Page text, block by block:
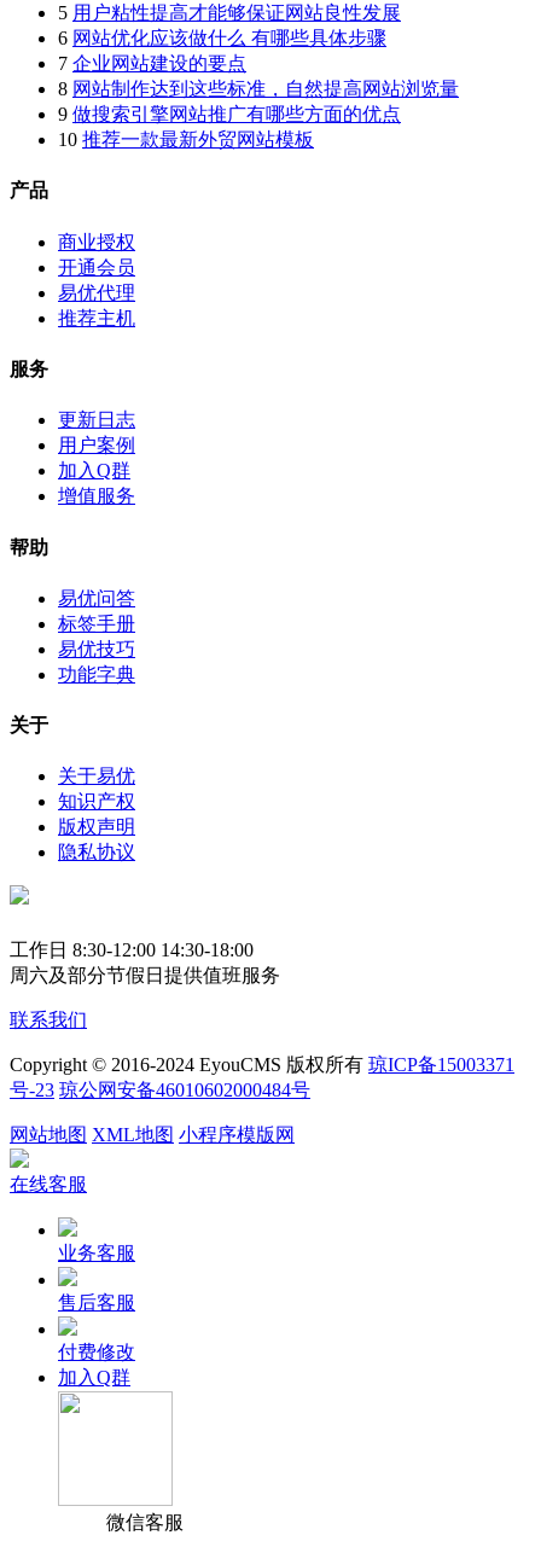
5 用户粘性提高才能够保证网站良性发展
6 网站优化应该做什么 有哪些具体步骤
7 企业网站建设的要点
8 网站制作达到这些标准，自然提高网站浏览量
9 做搜索引擎网站推广有哪些方面的优点
10 推荐一款最新外贸网站模板
产品
商业授权
开通会员
易优代理
推荐主机
服务
更新日志
用户案例
加入Q群
增值服务
帮助
易优问答
标签手册
易优技巧
功能字典
关于
关于易优
知识产权
版权声明
隐私协议
工作日 8:30-12:00 14:30-18:00
周六及部分节假日提供值班服务
联系我们
Copyright © 2016-2024 EyouCMS 版权所有 琼ICP备15003371
号-23 琼公网安备46010602000484号
网站地图 XML地图 小程序模版网
在线客服
业务客服
售后客服
付费修改
加入Q群
微信客服